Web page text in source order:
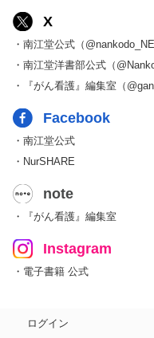
X
・南江堂公式（
・南江堂洋書部公式（
・『がん看護』編集室（
Facebook
・南江堂公式
・NurSHARE
note
・『がん看護』編集室
Instagram
・電子書籍 公式
ログイン